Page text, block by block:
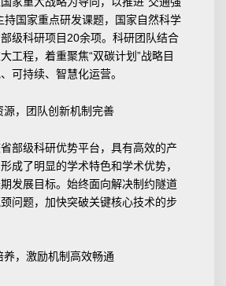
持国家重点研发课题，国家自然科学
级科研项目20余项。科研团队结合
工程，着重聚焦“双碳计划”战略目
可持续、智慧化运营。
，团队创新机制完善
部级科研优势平台，具有高效的产
成了明显的学术特色和学术优势，
发展目标。始终面向解决制约隧道
问题，加快突破关键核心技术的步
，激励机制高效畅通